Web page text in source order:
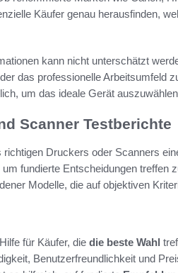
Käufer genau herausfinden,
kann nicht unterschätzt
das professionelle Arbeitsumfeld
um das ideale Gerät
Scanner Testberichte
richtigen Druckers oder Scanners
fundierte Entscheidungen treffen
Modelle, die auf objektiven
für Käufer, die die beste Wahl
Benutzerfreundlichkeit und